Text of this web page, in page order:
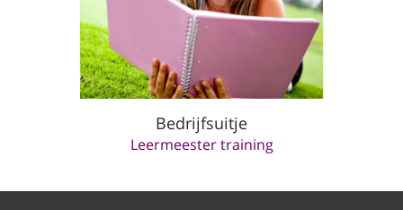
Bedrijfsuitje
Leermeester training